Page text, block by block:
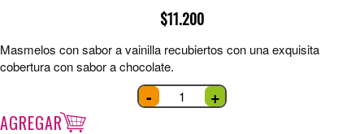
$11.200
Masmelos con sabor a vainilla recubiertos con una exquisita
cobertura con sabor a chocolate.
- Masmelos
cubiertos
de +
AGREGAR